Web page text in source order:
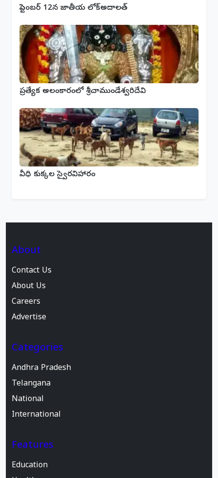
సెప్టెంబర్‌ 12న జాతీయ లోక్‌అదాలత్‌
ప్రత్యేక అలంకారంలో శ్రీచాముండేశ్వరిదేవి
వీధి కుక్కల స్వైరవిహారం
About
Contact Us
About Us
Careers
Advertise
Categories
Andhra Pradesh
Telangana
National
International
Features
Education